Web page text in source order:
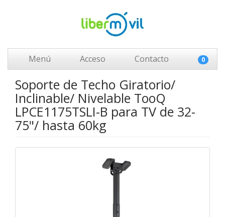
Menú Acceso Contacto 0
Soporte de Techo Giratorio/
Inclinable/ Nivelable TooQ
LPCE1175TSLI-B para TV de 32-
75"/ hasta 60kg